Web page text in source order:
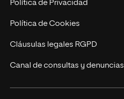
Ingeniería
Diseño
Ciencias de la Salud
Política de Privacidad
Política de Cookies
Cláusulas legales RGPD
Canal de consultas y denuncias